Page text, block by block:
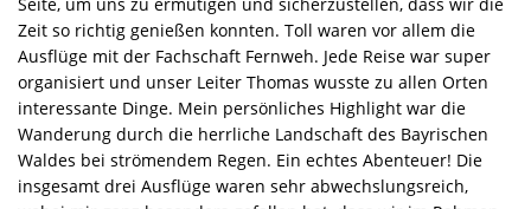
Seite, um uns zu ermutigen und sicherzustellen, dass wir die
Zeit so richtig genießen konnten. Toll waren vor allem die
Ausflüge mit der Fachschaft Fernweh. Jede Reise war super
organisiert und unser Leiter Thomas wusste zu allen Orten
interessante Dinge. Mein persönliches Highlight war die
Wanderung durch die herrliche Landschaft des Bayrischen
Waldes bei strömendem Regen. Ein echtes Abenteuer! Die
insgesamt drei Ausflüge waren sehr abwechslungsreich,